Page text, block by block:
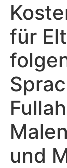
für
und